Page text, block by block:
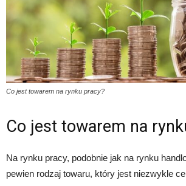
Co jest towarem na rynku pracy?
Co jest towarem na
Na rynku pracy, podobnie jak na rynku
pewien rodzaj towaru, który jest niezwykle